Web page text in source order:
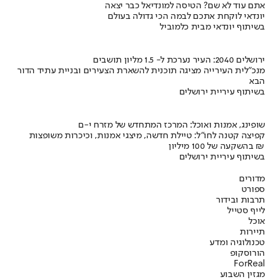
אתם עוד לא שם? הטיסה למונדיאל כבר יצאה
יונדאי לוקחת אתכם לבמה הכי גדולה בעולם
בשיתוף יונדאי מבית כלמוביל
ירושלים 2040: העיר נערכת ל- 1.5 מליון תושבים
מנכ"לית העירייה מציגה תוכנית להשארת הצעירים ובניית עתיד הדור
הבא
בשיתוף עיריית ירושלים
שופינג, אמנות ואוכל: המרכז המתחדש של מזרח י-ם
קפיצה קטנה לחו"ל: טיילת חדשה, מיצגי אמנות, וכיכרות משופצות
בהשקעה של 100 מיליון ₪
בשיתוף עיריית ירושלים
מדורים
ספורט
תרבות ובידור
לייף סטייל
אוכל
תיירות
טכנולוגיה ומדע
הורוסקופ
ForReal
מגזין השבוע